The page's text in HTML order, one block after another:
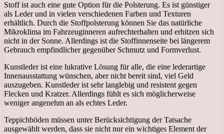
Stoff ist auch eine gute Option für die Polsterung. Es ist günstiger
als Leder und in vielen verschiedenen Farben und Texturen
erhältlich. Durch die Stoffpolsterung können Sie das natürliche
Mikroklima im Fahrzeuginneren aufrechterhalten und erhitzen sich
nicht in der Sonne. Allerdings ist die Stoffinnenseite bei längerem
Gebrauch empfindlicher gegenüber Schmutz und Formverlust.
Kunstleder ist eine lukrative Lösung für alle, die eine lederartige
Innenausstattung wünschen, aber nicht bereit sind, viel Geld
auszugeben. Kunstleder ist sehr langlebig und resistent gegen
Flecken und Kratzer. Allerdings fühlt es sich möglicherweise
weniger angenehm an als echtes Leder.
Teppichböden müssen unter Berücksichtigung der Tatsache
ausgewählt werden, dass sie nicht nur ein wichtiges Element der